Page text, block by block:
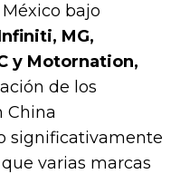
bajo
MG,
y Motornation,
de los
China
significativamente
varias marcas